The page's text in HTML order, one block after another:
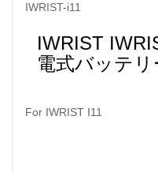
IWRIST-i11
IWRIST
電式バッテ
For IWRIST I11